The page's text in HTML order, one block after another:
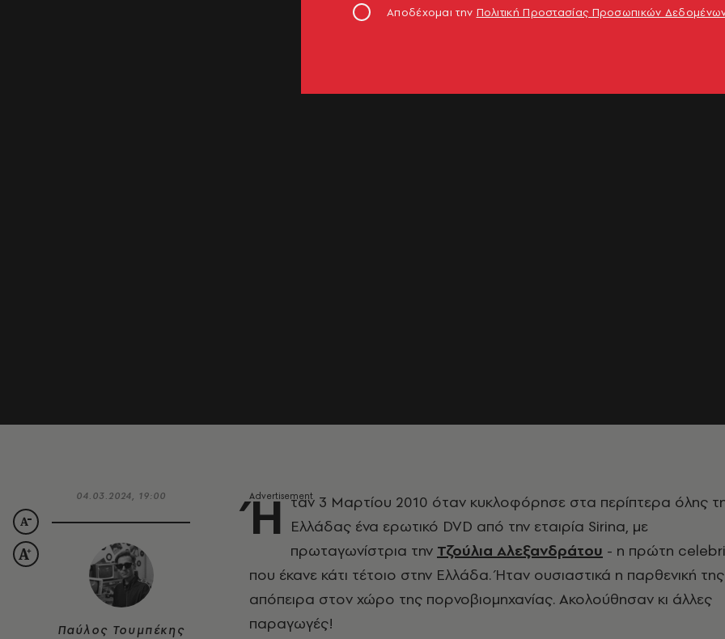
04.03.2024, 19:00
Παύλος Τουμπέκης
Ή ταν 3 Μαρτίου 2010 όταν κυκλοφόρησε στα περίπτερα όλης
Ελλάδας ένα ερωτικό DVD από την εταιρία Sirina, με
πρωταγωνίστρια την Τζούλια Αλεξανδράτου - η πρώτη
που έκανε κάτι τέτοιο στην Ελλάδα. Ήταν ουσιαστικά η παρθενική της
απόπειρα στον χώρο της πορνοβιομηχανίας. Ακολούθησαν κι άλλες
παραγωγές!
Αποδέχομαι την Πολιτική Προστασίας Προσωπικών